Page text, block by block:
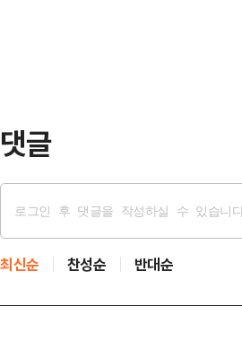
댓글
최신순 찬성순 반대순